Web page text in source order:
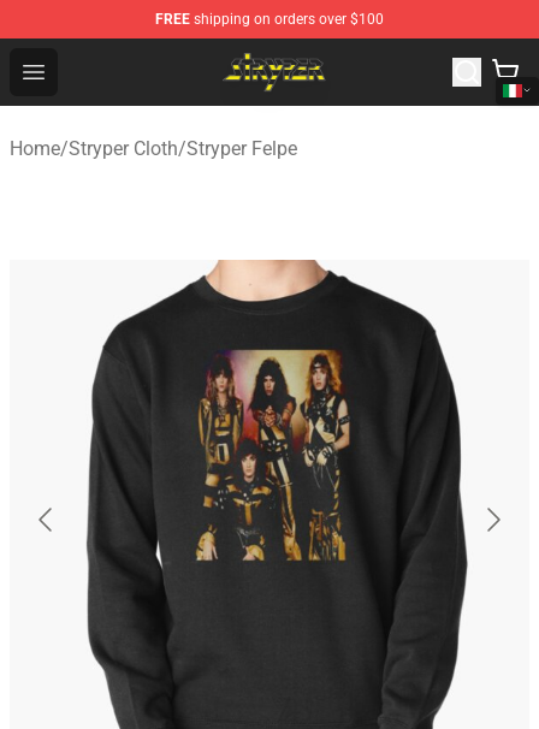
FREE shipping on orders over $100
Open menu
Stryper Store - Official Stryper Merchandise Shop
Home/Stryper Cloth/Stryper Felpe